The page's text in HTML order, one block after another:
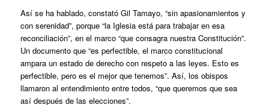
Así se ha hablado, constató Gil Tamayo, “sin apasionamientos y
con serenidad”, porque “la Iglesia está para trabajar en esa
reconciliación”, en el marco “que consagra nuestra Constitución”.
Un documento que “es perfectible, el marco constitucional
ampara un estado de derecho con respeto a las leyes. Esto es
perfectible, pero es el mejor que tenemos”. Así, los obispos
llamaron al entendimiento entre todos, “que queremos que sea
así después de las elecciones”.